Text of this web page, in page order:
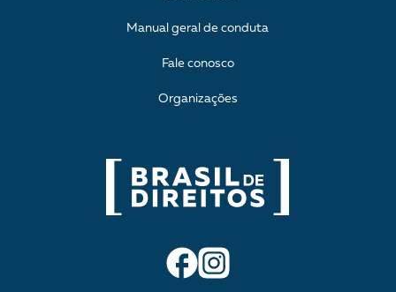
Manual geral de conduta
Fale conosco
Organizações